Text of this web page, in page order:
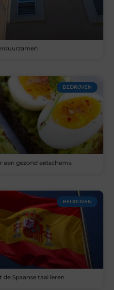
BEDRIJVEN
een gezond eetschema
BEDRIJVEN
de Spaanse taal leren